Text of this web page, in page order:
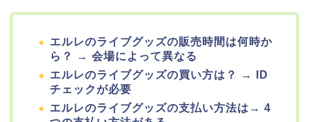
エルレのライブグッズの販売時間は何時か
ら？ → 会場によって異なる
エルレのライブグッズの買い方は？ → ID
チェックが必要
エルレのライブグッズの支払い方法は→ 4